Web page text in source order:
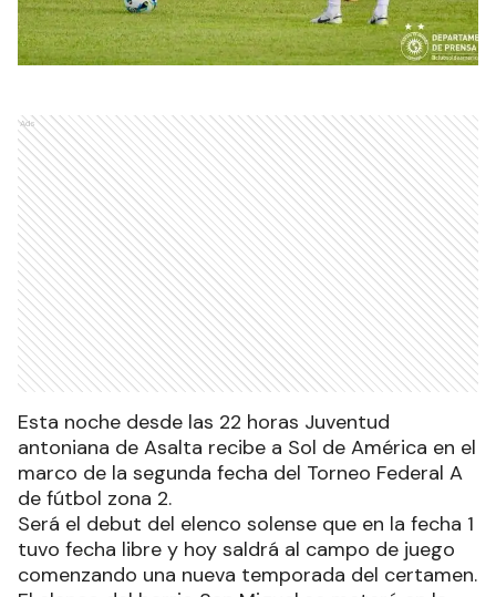
Ads
Esta noche desde las 22 horas Juventud
antoniana de Asalta recibe a Sol de América en el
marco de la segunda fecha del Torneo Federal A
de fútbol zona 2.
Será el debut del elenco solense que en la fecha 1
tuvo fecha libre y hoy saldrá al campo de juego
comenzando una nueva temporada del certamen.